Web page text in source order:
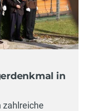
in
zahlreiche